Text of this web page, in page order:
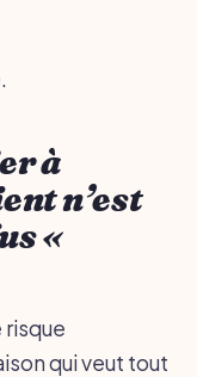
à
n’est
«
risque
qui veut tout